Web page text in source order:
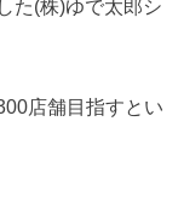
た(株)ゆで太郎シ
店舗目指すとい